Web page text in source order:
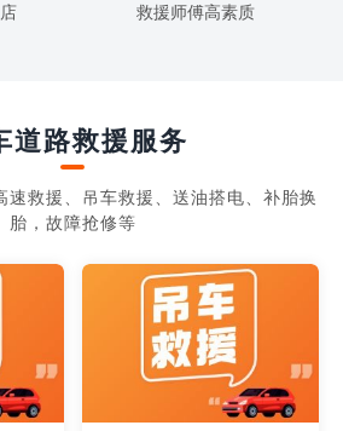
救援师傅高素质
道路救援服务
速救援、吊车救援、送油搭电、补胎换
胎，故障抢修等